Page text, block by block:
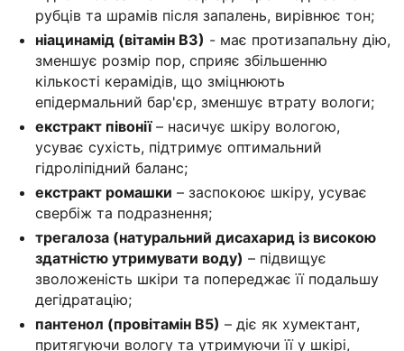
рубців та шрамів після запалень, вирівнює тон;
ніацинамід (вітамін В3) - має протизапальну дію,
зменшує розмір пор, сприяє збільшенню
кількості керамідів, що зміцнюють
епідермальний бар'єр, зменшує втрату вологи;
екстракт півонії– насичує шкіру вологою,
усуває сухість, підтримує оптимальний
гідроліпідний баланс;
екстракт ромашки – заспокоює шкіру, усуває
свербіж та подразнення;
трегалоза (натуральний дисахарид із високою
здатністю утримувати воду) – підвищує
зволоженість шкіри та попереджає її подальшу
дегідратацію;
пантенол (провітамін В5) – діє як хумектант,
притягуючи вологу та утримуючи її у шкірі,